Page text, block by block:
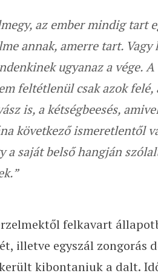
az ember mindig tart
annak, amerre tart.
ugyanaz a vége.
feltétlenül csak azok
is, a kétségbeesés,
következő ismeretlentől
a saját belső hangján
felkavart
illetve egyszál zongorás
kibontaniuk a dalt.